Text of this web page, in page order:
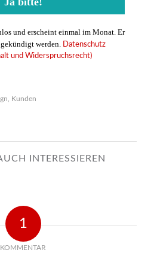
und erscheint einmal im Monat. Er
werden. Datenschutz
und Widerspruchsrecht)
Kunden
INTERESSIEREN
1
KOMMENTAR